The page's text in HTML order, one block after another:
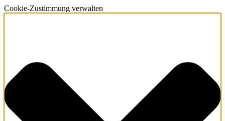
Cookie-Zustimmung verwalten